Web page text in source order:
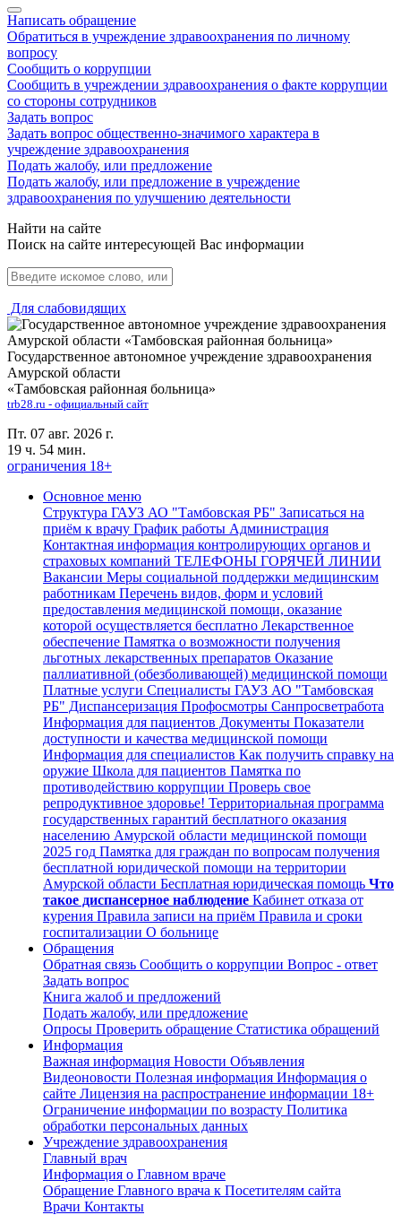
Написать обращение
Обратиться в учреждение здравоохранения по личному
вопросу
Сообщить о коррупции
Сообщить в учреждении здравоохранения о факте коррупции
со стороны сотрудников
Задать вопрос
Задать вопрос общественно-значимого характера в
учреждение здравоохранения
Подать жалобу, или предложение
Подать жалобу, или предложение в учреждение
здравоохранения по улучшению деятельности
Найти на сайте
Поиск на сайте интересующей Вас информации
Для слабовидящих
Государственное автономное учреждение здравоохранения
Амурской области
«Тамбовская районная больница»
trb28.ru - официальный сайт
Пт. 07 авг. 2026 г.
19 ч. 54 мин.
ограничения 18+
Основное меню
Структура ГАУЗ АО "Тамбовская РБ" Записаться на
приём к врачу График работы Администрация
Контактная информация контролирующих органов и
страховых компаний ТЕЛЕФОНЫ ГОРЯЧЕЙ ЛИНИИ
Вакансии Меры социальной поддержки медицинским
работникам Перечень видов, форм и условий
предоставления медицинской помощи, оказание
которой осуществляется бесплатно Лекарственное
обеспечение Памятка о возможности получения
льготных лекарственных препаратов Оказание
паллиативной (обезболивающей) медицинской помощи
Платные услуги Специалисты ГАУЗ АО "Тамбовская
РБ" Диспансеризация Профосмотры Санпросветработа
Информация для пациентов Документы Показатели
доступности и качества медицинской помощи
Информация для специалистов Как получить справку на
оружие Школа для пациентов Памятка по
противодействию коррупции Проверь свое
репродуктивное здоровье! Территориальная программа
государственных гарантий бесплатного оказания
населению Амурской области медицинской помощи
2025 год Памятка для граждан по вопросам получения
бесплатной юридической помощи на территории
Амурской области Бесплатная юридическая помощь Что
такое диспансерное наблюдение Кабинет отказа от
курения Правила записи на приём Правила и сроки
госпитализации О больнице
Обращения
Обратная связь Сообщить о коррупции Вопрос - ответ
Задать вопрос
Книга жалоб и предложений
Подать жалобу, или предложение
Опросы Проверить обращение Статистика обращений
Информация
Важная информация Новости Объявления
Видеоновости Полезная информация Информация о
сайте Лицензия на распространение информации 18+
Ограничение информации по возрасту Политика
обработки персональных данных
Учреждение здравоохранения
Главный врач
Информация о Главном враче
Обращение Главного врача к Посетителям сайта
Врачи Контакты